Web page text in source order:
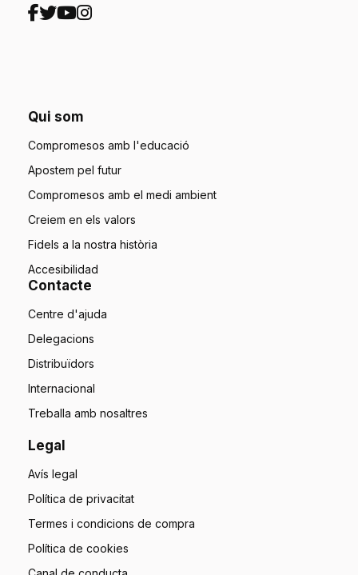
Qui som
Compromesos amb l'educació
Apostem pel futur
Compromesos amb el medi ambient
Creiem en els valors
Fidels a la nostra història
Accesibilidad
Contacte
Centre d'ajuda
Delegacions
Distribuïdors
Internacional
Treballa amb nosaltres
Legal
Avís legal
Política de privacitat
Termes i condicions de compra
Política de cookies